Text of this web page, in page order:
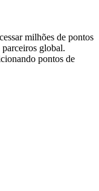
milhões de pontos
global.
pontos de